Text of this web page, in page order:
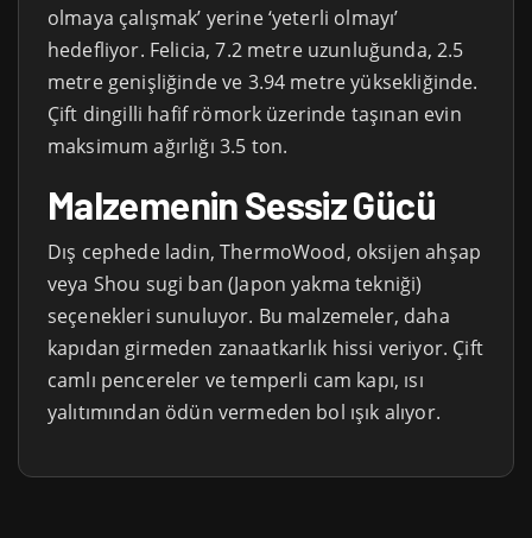
olmaya çalışmak’ yerine ‘yeterli olmayı’
hedefliyor. Felicia, 7.2 metre uzunluğunda, 2.5
metre genişliğinde ve 3.94 metre yüksekliğinde.
Çift dingilli hafif römork üzerinde taşınan evin
maksimum ağırlığı 3.5 ton.
Malzemenin Sessiz Gücü
Dış cephede ladin, ThermoWood, oksijen ahşap
veya Shou sugi ban (Japon yakma tekniği)
seçenekleri sunuluyor. Bu malzemeler, daha
kapıdan girmeden zanaatkarlık hissi veriyor. Çift
camlı pencereler ve temperli cam kapı, ısı
yalıtımından ödün vermeden bol ışık alıyor.